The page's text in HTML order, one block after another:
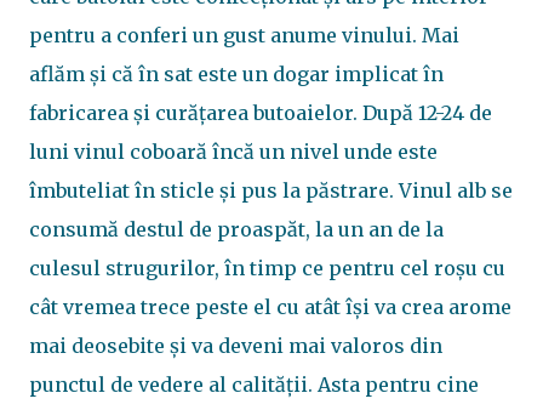
pentru a conferi un gust anume vinului. Mai
aflăm și că în sat este un dogar implicat în
fabricarea și curățarea butoaielor. După 12-24 de
luni vinul coboară încă un nivel unde este
îmbuteliat în sticle și pus la păstrare. Vinul alb se
consumă destul de proaspăt, la un an de la
culesul strugurilor, în timp ce pentru cel roșu cu
cât vremea trece peste el cu atât își va crea arome
mai deosebite și va deveni mai valoros din
punctul de vedere al calității. Asta pentru cine